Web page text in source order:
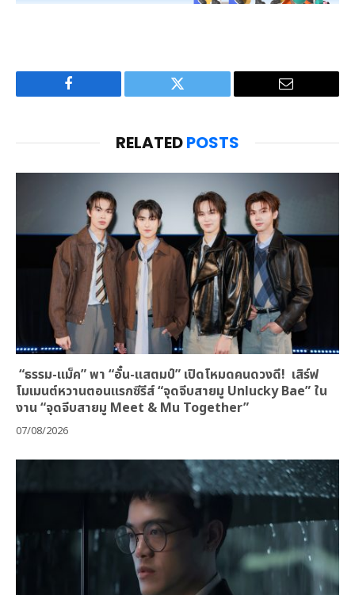
Facebook Twitter Email
RELATEDPOSTS
“ธรรม-แม็ค” พา “อั๋น-แสตมป์” เปิดโหมดคนดวงดี! เสิร์ฟ
โมเมนต์หวานตอนแรกซีรีส์ “จุดจีบสายมู Unlucky Bae” ใน
งาน “จุดจีบสายมู Meet & Mu Together”
07/08/2026